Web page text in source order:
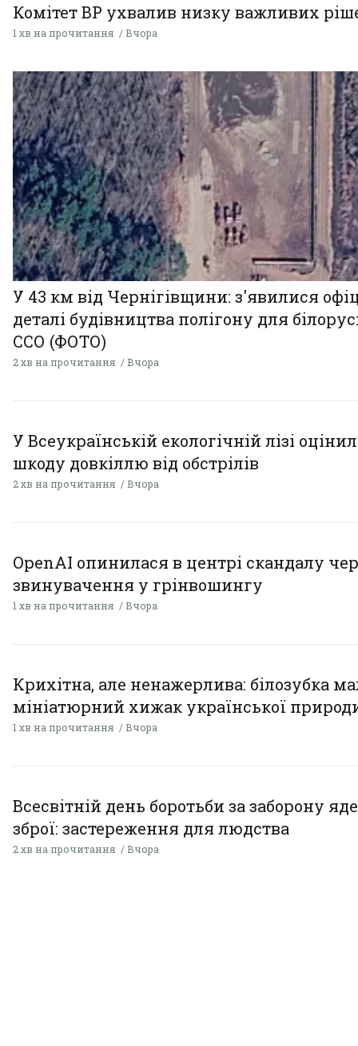
Комітет ВР ухвалив низку важливих
1 хв на прочитання Вчора
У 43 км від Чернігівщини: з'явилися
деталі будівництва полігону для
ССО (ФОТО)
2 хв на прочитання Вчора
У Всеукраїнській екологічній лізі
шкоду довкіллю від обстрілів
2 хв на прочитання Вчора
OpenAI опинилася в центрі скандалу
звинувачення у грінвошингу
1 хв на прочитання Вчора
Крихітна, але ненажерлива: білозубка
мініатюрний хижак української
1 хв на прочитання Вчора
Всесвітній день боротьби за заборону
зброї: застереження для людства
2 хв на прочитання Вчора